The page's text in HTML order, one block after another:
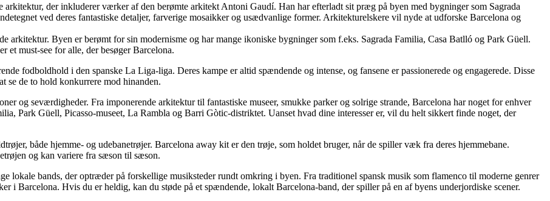
der inkluderer værker af den berømte arkitekt Antoni Gaudí. Han har efterladt sit præg på byen med bygninger som Sagrada
ved deres fantastiske detaljer, farverige mosaikker og usædvanlige former. Arkitekturelskere vil nyde at udforske Barcelona og
arkitektur. Byen er berømt for sin modernisme og har mange ikoniske bygninger som f.eks. Sagrada Familia, Casa Batlló og Park Güell.
et must-see for alle, der besøger Barcelona.
fodboldhold i den spanske La Liga-liga. Deres kampe er altid spændende og intense, og fansene er passionerede og engagerede. Disse
se de to hold konkurrere mod hinanden.
og seværdigheder. Fra imponerende arkitektur til fantastiske museer, smukke parker og solrige strande, Barcelona har noget for enhver
Park Güell, Picasso-museet, La Rambla og Barri Gòtic-distriktet. Uanset hvad dine interesser er, vil du helt sikkert finde noget, der
både hjemme- og udebanetrøjer. Barcelona away kit er den trøje, som holdet bruger, når de spiller væk fra deres hjemmebane.
og kan variere fra sæson til sæson.
lokale bands, der optræder på forskellige musiksteder rundt omkring i byen. Fra traditionel spansk musik som flamenco til moderne genrer
i Barcelona. Hvis du er heldig, kan du støde på et spændende, lokalt Barcelona-band, der spiller på en af ​​byens underjordiske scener.